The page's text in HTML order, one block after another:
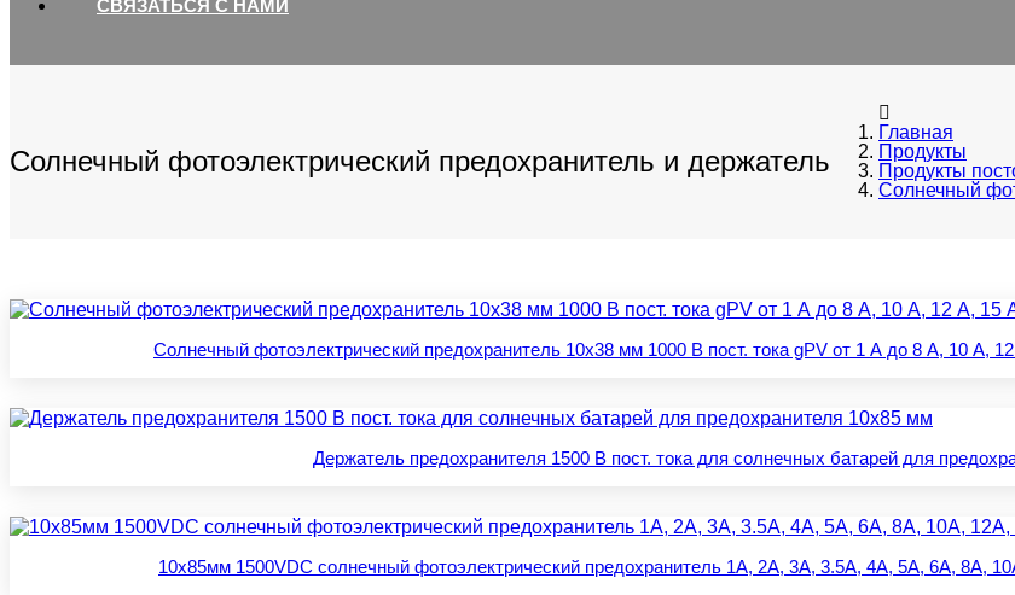
СВЯЗАТЬСЯ С НАМИ
Солнечный фотоэлектрический предохранитель и держатель
Главная
Продукты
Продукты
Солнечный
Солнечный фотоэлектрический предохранитель 10x38 мм 1000 В пост. тока gPV от 1 А до 8 А, 10 А,
Держатель предохранителя 1500 В пост. тока для солнечных батарей для
10x85мм 1500VDC солнечный фотоэлектрический предохранитель 1A, 2A, 3A, 3.5A, 4A, 5A, 6A, 8A,